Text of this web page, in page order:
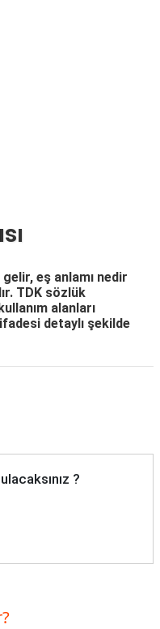
eş anlamı nedir
TDK sözlük
alanları
ifadesi detaylı şekilde
?